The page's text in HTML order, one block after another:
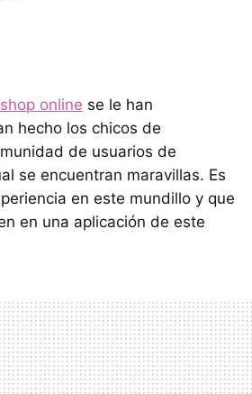
online se le han
hecho los chicos de
de usuarios de
se encuentran maravillas. Es
en este mundillo y que
en una aplicación de este